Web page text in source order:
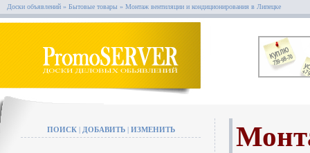
Доски объявлений » Бытовые товары » Монтаж вентиляции и кондиционирования в Липецке
ПОИСК| ДОБАВИТЬ| ИЗМЕНИТЬ